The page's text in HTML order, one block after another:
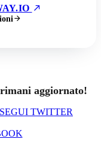
aggiornato!
SEGUI TWITTER